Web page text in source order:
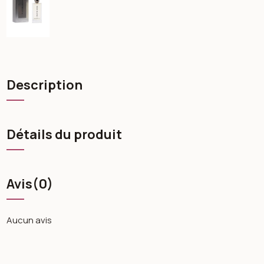
Description
Détails du produit
Avis(0)
Aucun avis